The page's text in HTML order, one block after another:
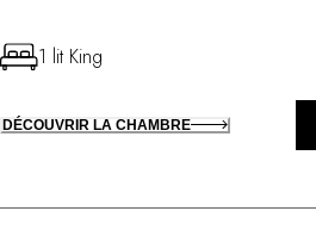
1 lit King
DÉCOUVRIR LA CHAMBRE